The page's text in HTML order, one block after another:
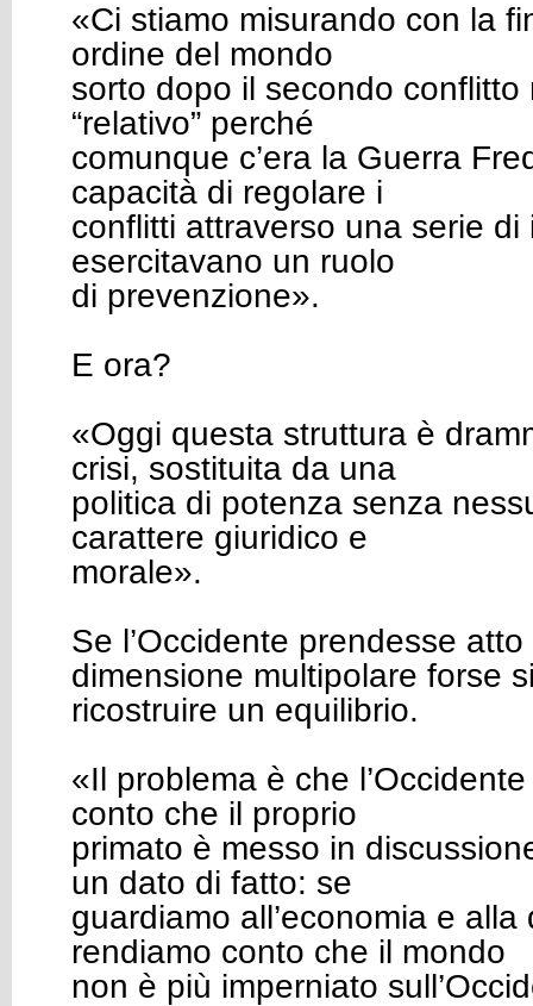
«Ci stiamo misurando con la
ordine del mondo
sorto dopo il secondo conflitto
“relativo” perché
comunque c’era la Guerra
capacità di regolare i
conflitti attraverso una serie di
esercitavano un ruolo
di prevenzione».
E ora?
«Oggi questa struttura è
crisi, sostituita da una
politica di potenza senza
carattere giuridico e
morale».
Se l’Occidente prendesse
dimensione multipolare forse
ricostruire un equilibrio.
«Il problema è che
conto che il proprio
primato è messo in
un dato di fatto: se
guardiamo all’economia e alla
rendiamo conto che il mondo
non è più imperniato